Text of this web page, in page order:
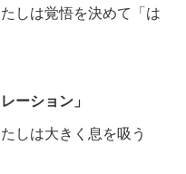
しは覚悟を決めて「は
ーション」
しは大きく息を吸う